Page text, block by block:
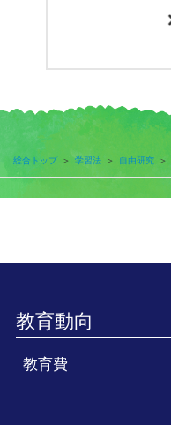
総合トップ ＞ 学習法 ＞ 自由研究 ＞
教育動向
教育費